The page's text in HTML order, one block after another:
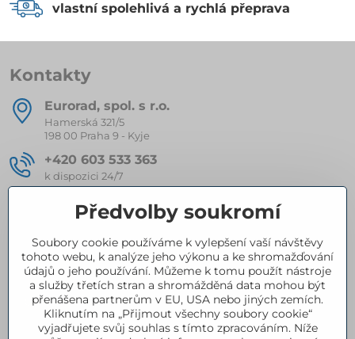
vlastní spolehlivá a rychlá přeprava
Kontakty
Eurorad, spol​. s r​.o​.
Hamerská 321/5
198 00 Praha 9 - Kyje
+420 603 533 363
k dispozici 24/7
eurorad​@seznam​.cz
Kompletní nabídka produktů
Certifikace
Předvolby soukromí
Soubory cookie používáme k vylepšení vaší návštěvy
tohoto webu, k analýze jeho výkonu a ke shromažďování
údajů o jeho používání. Můžeme k tomu použít nástroje
a služby třetích stran a shromážděná data mohou být
přenášena partnerům v EU, USA nebo jiných zemích.
Kliknutím na „Přijmout všechny soubory cookie“
vyjadřujete svůj souhlas s tímto zpracováním. Níže